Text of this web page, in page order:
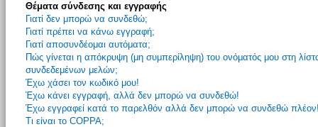
Θέματα σύνδεσης και εγγραφής
Γιατί δεν μπορώ να συνδεθώ;
Γιατί πρέπει να κάνω εγγραφή;
Γιατί αποσυνδέομαι αυτόματα;
Πώς γίνεται η απόκρυψη (μη συμπερίληψη) του ονόματός μου στη
συνδεδεμένων μελών;
Έχω χάσει τον κωδικό μου!
Έχω κάνει εγγραφή, αλλά δεν μπορώ να συνδεθώ!
Έχω εγγραφεί κατά το παρελθόν αλλά δεν μπορώ να συνδεθώ
Τι είναι το COPPA;